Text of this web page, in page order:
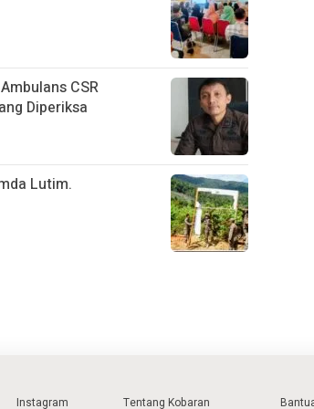
CSR
Diperiksa
Lutim.
Instagram Tentang Kobaran